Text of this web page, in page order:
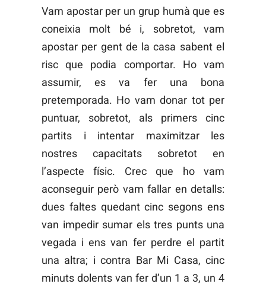
Vam apostar per un grup humà que es
coneixia molt bé i, sobretot, vam
apostar per gent de la casa sabent el
risc que podia comportar. Ho vam
assumir, es va fer una bona
pretemporada. Ho vam donar tot per
puntuar, sobretot, als primers cinc
partits i intentar maximitzar les
nostres capacitats sobretot en
l’aspecte físic. Crec que ho vam
aconseguir però vam fallar en detalls:
dues faltes quedant cinc segons ens
van impedir sumar els tres punts una
vegada i ens van fer perdre el partit
una altra; i contra Bar Mi Casa, cinc
minuts dolents van fer d’un 1 a 3, un 4